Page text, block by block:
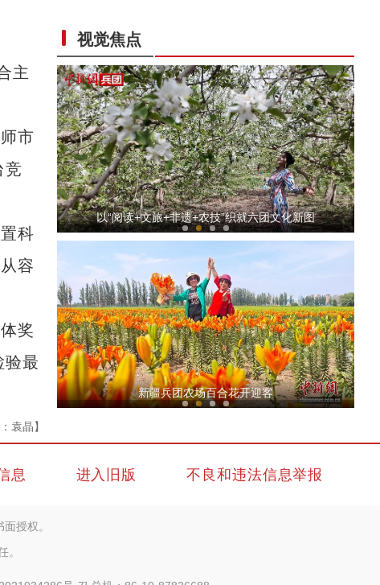
主
市
竞
科
容
奖
验最
袁晶】
视觉焦点
美丽新疆繁荣兵团 2026兵团文旅推介
以“阅读+文旅+非遗+农技”织就六团文化新图
【与你为邻】俄罗斯博士后：在中俄科技交流
新疆兵团农场百合花开迎客
息 进入旧版 不良和违法信息举报
授权。
。